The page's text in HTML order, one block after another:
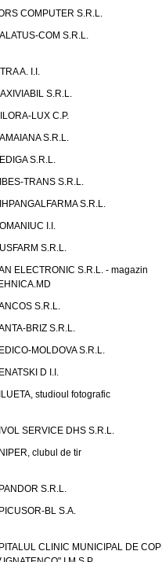
COMPUTER S.R.L.
COM S.R.L.
A. I.I.
S.R.L.
LUX C.P.
S.R.L.
S.R.L.
TRANS S.R.L.
S.R.L.
I.I.
S.R.L.
ELECTRONIC S.R.L. - magazin
S.R.L.
BRIZ S.R.L.
MOLDOVA S.R.L.
D I.I.
studioul fotografic
SERVICE DHS S.R.L.
clubul de tir
S.R.L.
BL S.A.
CLINIC MUNICIPAL DE COPII